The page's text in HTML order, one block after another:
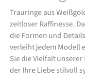
Trauringe aus
zeitloser Raffinesse.
die Formen und
verleiht jedem Modell
Sie die Vielfalt
der Ihre Liebe stilvoll